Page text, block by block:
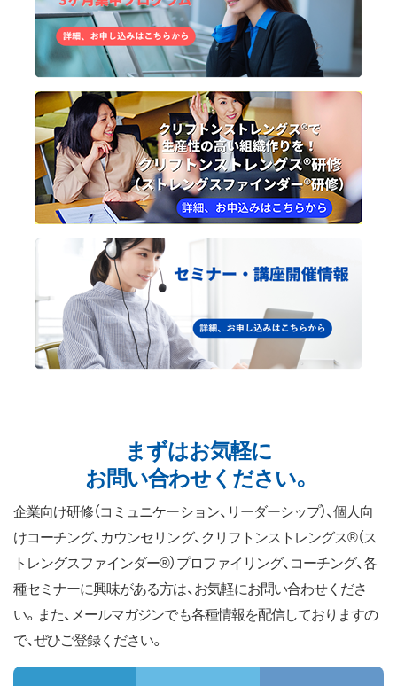
まずはお気軽に
お問い合わせください。
企業向け研修（コミュニケーション、リーダーシップ）、個人向
けコーチング、カウンセリング、クリフトンストレングス®（ス
トレングスファインダー®）プロファイリング、コーチング、各
種セミナーに興味がある方は、お気軽にお問い合わせくださ
い。また、メールマガジンでも各種情報を配信しておりますの
で、ぜひご登録ください。